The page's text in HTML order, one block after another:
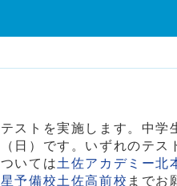
ストを実施します。中学
日）です。いずれのテス
いては土佐アカデミー北
予備校土佐高前校 までお